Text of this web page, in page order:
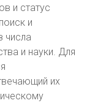
и статус
и
числа
и науки. Для
их